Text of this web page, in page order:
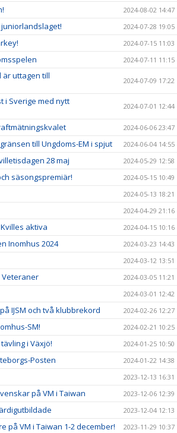
2024-08-02 14:47
2024-07-28 19:05
2024-07-15 11:03
2024-07-11 11:15
är uttagen till
2024-07-09 17:22
i Sverige med nytt
2024-07-01 12:44
2024-06-06 23:47
till Ungdoms-EM i spjut 2024-06-04 14:55
28 maj 2024-05-29 12:58
säsongspremiär! 2024-05-15 10:49
2024-05-13 18:21
2024-04-29 21:16
aktiva 2024-04-15 10:16
Inomhus 2024 2024-03-23 14:43
2024-03-12 13:51
Veteraner 2024-03-05 11:21
2024-03-01 12:42
IJSM och två klubbrekord 2024-02-26 12:27
SM! 2024-02-21 10:25
i Växjö! 2024-01-25 10:50
Posten 2024-01-22 14:38
2023-12-13 16:31
på VM i Taiwan 2023-12-06 12:39
2023-12-04 12:13
på VM i Taiwan 1-2 december! 2023-11-29 10:37